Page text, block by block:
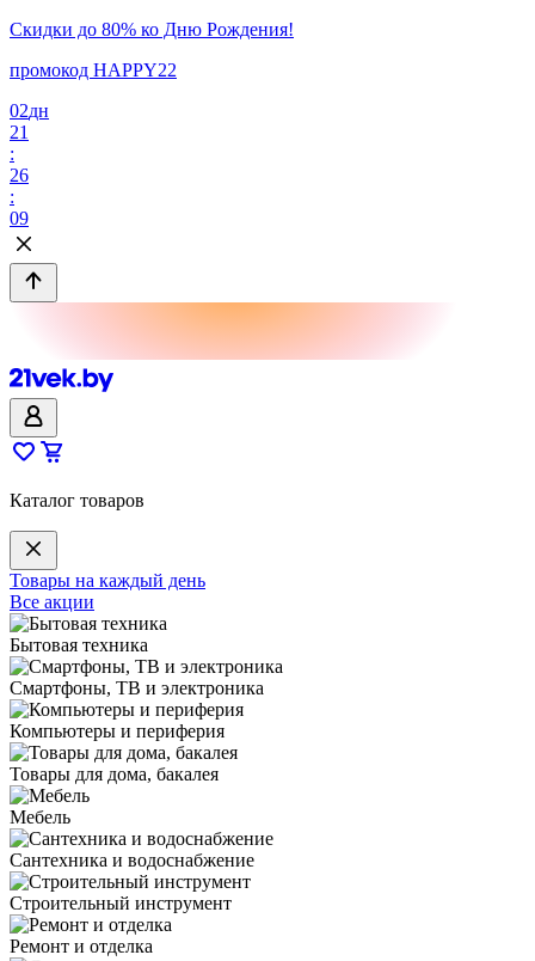
Скидки до 80% ко Дню Рождения!
промокод HAPPY22
02дн
21
:
26
:
09
Каталог товаров
Товары на каждый день
Все акции
Бытовая техника
Смартфоны, ТВ и электроника
Компьютеры и периферия
Товары для дома, бакалея
Мебель
Сантехника и водоснабжение
Строительный инструмент
Ремонт и отделка